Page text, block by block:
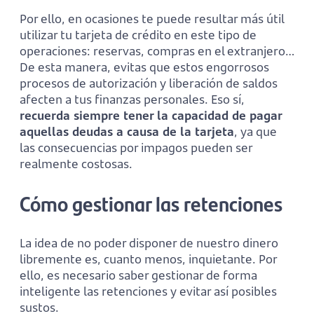
Por ello, en ocasiones te puede resultar más útil
utilizar tu tarjeta de crédito en este tipo de
operaciones: reservas, compras en el extranjero…
De esta manera, evitas que estos engorrosos
procesos de autorización y liberación de saldos
afecten a tus finanzas personales. Eso sí,
recuerda siempre tener la capacidad de pagar
aquellas deudas a causa de la tarjeta, ya que
las consecuencias por impagos pueden ser
realmente costosas.
Cómo gestionar las retenciones
La idea de no poder disponer de nuestro dinero
libremente es, cuanto menos, inquietante. Por
ello, es necesario saber gestionar de forma
inteligente las retenciones y evitar así posibles
sustos.